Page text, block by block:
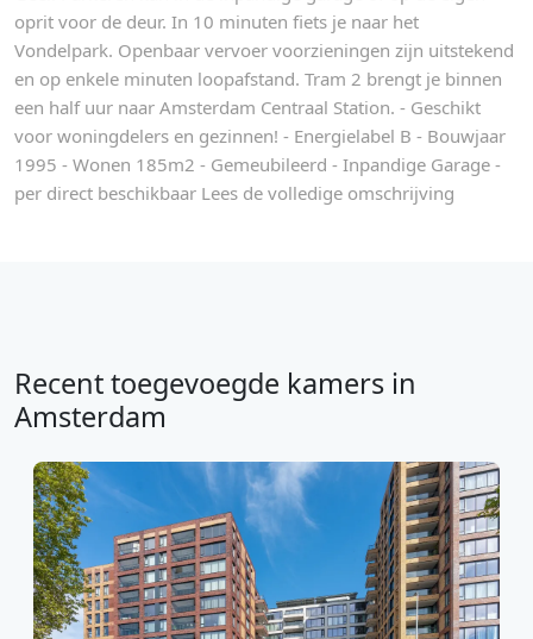
oprit voor de deur. In 10 minuten fiets je naar het
Vondelpark. Openbaar vervoer voorzieningen zijn uitstekend
en op enkele minuten loopafstand. Tram 2 brengt je binnen
een half uur naar Amsterdam Centraal Station. - Geschikt
voor woningdelers en gezinnen! - Energielabel B - Bouwjaar
1995 - Wonen 185m2 - Gemeubileerd - Inpandige Garage -
per direct beschikbaar Lees de volledige omschrijving
Recent toegevoegde kamers in
Amsterdam